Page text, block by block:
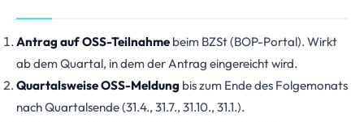
Antrag auf OSS-Teilnahme beim BZSt (BOP-Portal). Wirkt
ab dem Quartal, in dem der Antrag eingereicht wird.
Quartalsweise OSS-Meldung bis zum Ende des Folgemonats
nach Quartalsende (31.4., 31.7., 31.10., 31.1.).